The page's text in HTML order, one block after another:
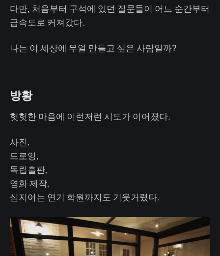
다만, 처음부터 구석에 있던 질문들이 어느 순간부터
급속도로 커져갔다.
나는 이 세상에 무얼 만들고 싶은 사람일까?
방황
헛헛한 마음에 이런저런 시도가 이어졌다.
사진,
드로잉,
독립출판,
영화 제작,
심지어는 연기 학원까지도 기웃거렸다.